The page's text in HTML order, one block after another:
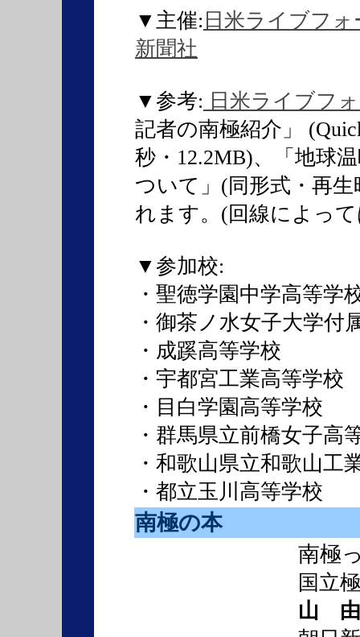
▼主催: 日米ライブフォ
新聞社
▼参考: 日米ライブフ
記者の南極紹介」
秒・12.2MB)、「地球
ついて」(同形式・再生
れます。(回線によっ
▼参加校:
・聖徳学園中学高等学
・御茶ノ水女子大学付
・成蹊高等学校
・宇都宮工業高等学校
・目白学園高等学校
・群馬県立前橋女子高
・和歌山県立和歌山工
・都立玉川高等学校
南極の本
南極
国立
山